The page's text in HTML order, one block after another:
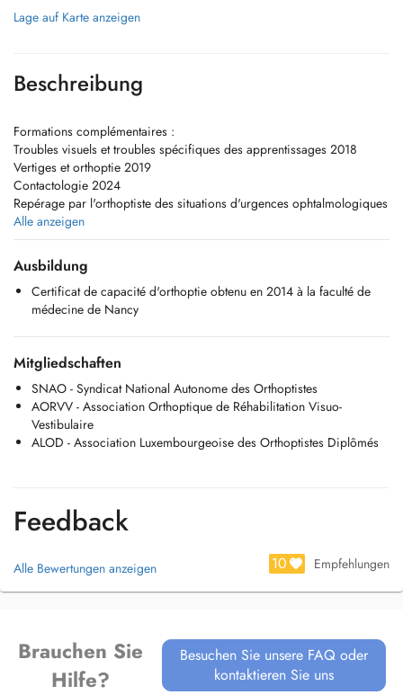
Lage auf Karte anzeigen
Beschreibung
Formations complémentaires :
Troubles visuels et troubles spécifiques des apprentissages 2018
Vertiges et orthoptie 2019
Contactologie 2024
Repérage par l'orthoptiste des situations d'urgences ophtalmologiques
2024
Difficultés visuo-spatiales chez l'enfant scolarisé 2025
Rôle de l'orthoptiste dans la rééducation vestibulaire - module 1 2025
Bilan et rééducation neurovisuelle 2026
Rééducation visuo-vestibulaire en pratique - module 2 2026
A venir :
Alle anzeigen
Ausbildung
Certificat de capacité d'orthoptie obtenu en 2014 à la faculté de
médecine de Nancy
Mitgliedschaften
SNAO - Syndicat National Autonome des Orthoptistes
AORVV - Association Orthoptique de Réhabilitation Visuo-
Vestibulaire
ALOD - Association Luxembourgeoise des Orthoptistes Diplômés
Feedback
Alle Bewertungen anzeigen 10 Empfehlungen
Brauchen Sie
Hilfe?
Besuchen Sie unsere FAQ oder
kontaktieren Sie uns